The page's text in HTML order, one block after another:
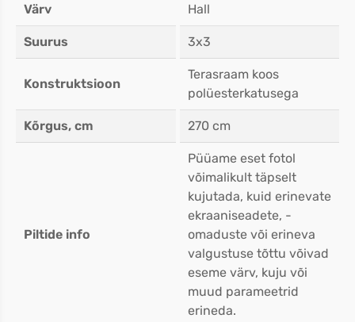
Värv Hall
Suurus 3x3
Konstruktsioon
Terasraam koos
polüesterkatusega
Kõrgus, cm 270 cm
Piltide info
Püüame eset fotol
võimalikult täpselt
kujutada, kuid erinevate
ekraaniseadete, -
omaduste või erineva
valgustuse tõttu võivad
eseme värv, kuju või
muud parameetrid
erineda.